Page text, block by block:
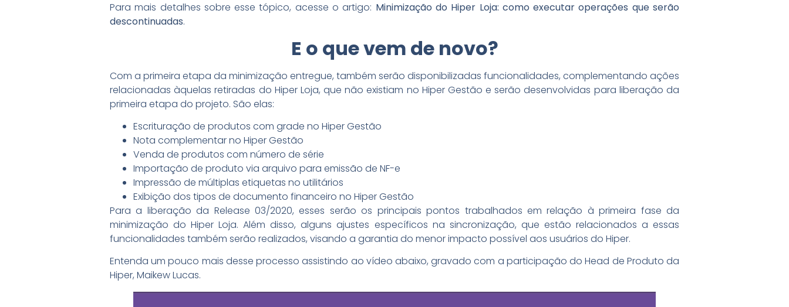
Para mais detalhes sobre esse tópico, acesse o artigo: Minimização do Hiper Loja: como executar operações que serão
descontinuadas.
E o que vem de novo?
Com a primeira etapa da minimização entregue, também serão disponibilizadas funcionalidades, complementando ações
relacionadas àquelas retiradas do Hiper Loja, que não existiam no Hiper Gestão e serão desenvolvidas para liberação da
primeira etapa do projeto. São elas:
Escrituração de produtos com grade no Hiper Gestão
Nota complementar no Hiper Gestão
Venda de produtos com número de série
Importação de produto via arquivo para emissão de NF-e
Impressão de múltiplas etiquetas no utilitários
Exibição dos tipos de documento financeiro no Hiper Gestão
Para a liberação da Release 03/2020, esses serão os principais pontos trabalhados em relação à primeira fase da
minimização do Hiper Loja. Além disso, alguns ajustes específicos na sincronização, que estão relacionados a essas
funcionalidades também serão realizados, visando a garantia do menor impacto possível aos usuários do Hiper.
Entenda um pouco mais desse processo assistindo ao vídeo abaixo, gravado com a participação do Head de Produto da
Hiper, Maikew Lucas.